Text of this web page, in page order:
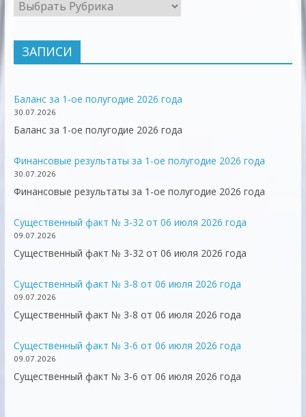
ЗАПИСИ
Баланс за 1-ое полугодие 2026 года
30.07.2026
Баланс за 1-ое полугодие 2026 года
Финансовые результаты за 1-ое полугодие 2026 года
30.07.2026
Финансовые результаты за 1-ое полугодие 2026 года
Существенный факт № 3-32 от 06 июля 2026 года
09.07.2026
Существенный факт № 3-32 от 06 июля 2026 года
Существенный факт № 3-8 от 06 июля 2026 года
09.07.2026
Существенный факт № 3-8 от 06 июля 2026 года
Существенный факт № 3-6 от 06 июля 2026 года
09.07.2026
Существенный факт № 3-6 от 06 июля 2026 года